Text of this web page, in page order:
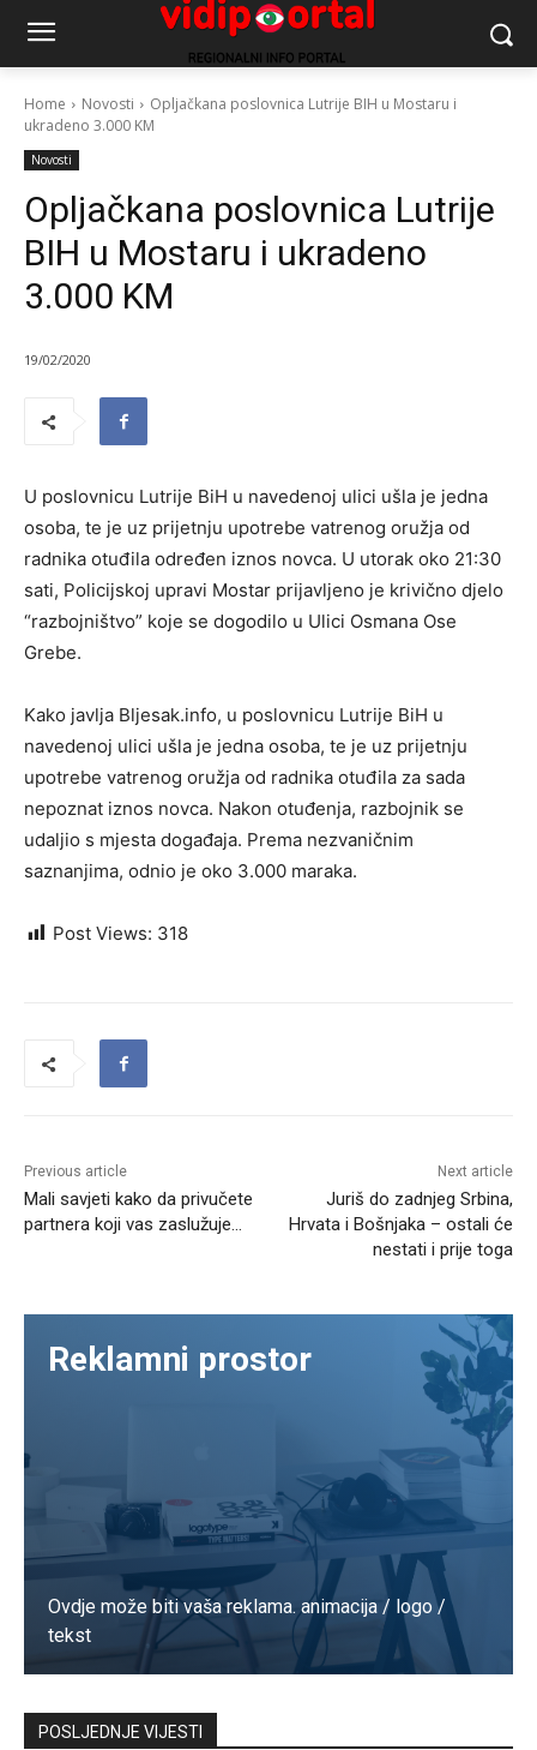
Home Novosti
Opljačkana poslovnica Lutrije BIH u Mostaru i
ukradeno 3.000 KM
Novosti
Opljačkana poslovnica Lutrije
BIH u Mostaru i ukradeno
3.000 KM
19/02/2020
U poslovnicu Lutrije BiH u navedenoj ulici ušla je jedna
osoba, te je uz prijetnju upotrebe vatrenog oružja od
radnika otuđila određen iznos novca. U utorak oko 21:30
sati, Policijskoj upravi Mostar prijavljeno je krivično djelo
“razbojništvo” koje se dogodilo u Ulici Osmana Ose
Grebe.
Kako javlja Bljesak.info, u poslovnicu Lutrije BiH u
navedenoj ulici ušla je jedna osoba, te je uz prijetnju
upotrebe vatrenog oružja od radnika otuđila za sada
nepoznat iznos novca. Nakon otuđenja, razbojnik se
udaljio s mjesta događaja. Prema nezvaničnim
saznanjima, odnio je oko 3.000 maraka.
Post Views: 318
Previous article
Mali savjeti kako da privučete
partnera koji vas zaslužuje…
Next article
Juriš do zadnjeg Srbina,
Hrvata i Bošnjaka – ostali će
nestati i prije toga
Reklamni prostor
Ovdje može biti vaša reklama. animacija / logo /
tekst
Kontaktirajte nas
POSLJEDNJE VIJESTI